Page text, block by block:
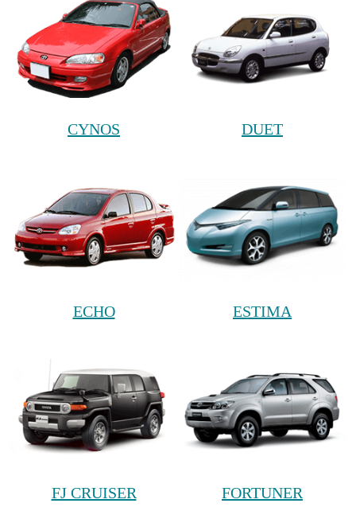
CYNOS DUET
ECHO ESTIMA
FJ CRUISER FORTUNER